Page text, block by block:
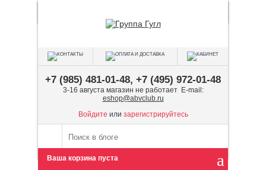
+7 (985) 481-01-48, +7 (495) 972-01-48
3-16 августа магазин не работает E-mail:
eshop@abvclub.ru
Войдите или зарегистрируйтесь
Ваша корзина пуста